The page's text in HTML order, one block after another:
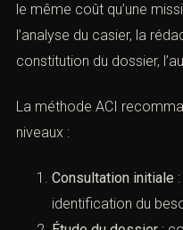
Leshonoraires pour une
judiciaire B2 dépendent du
mission. Une simple
comprenant l’analyse du
requête, la constitution du
La méthode ACI